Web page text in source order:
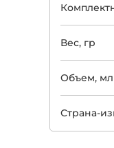
Вес, гр
Объем, мл
Страна-